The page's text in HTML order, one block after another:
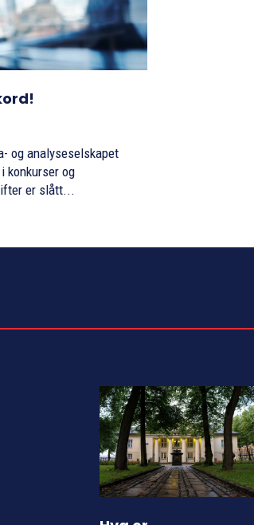
og analyseselskapet
konkurser og
er slått...